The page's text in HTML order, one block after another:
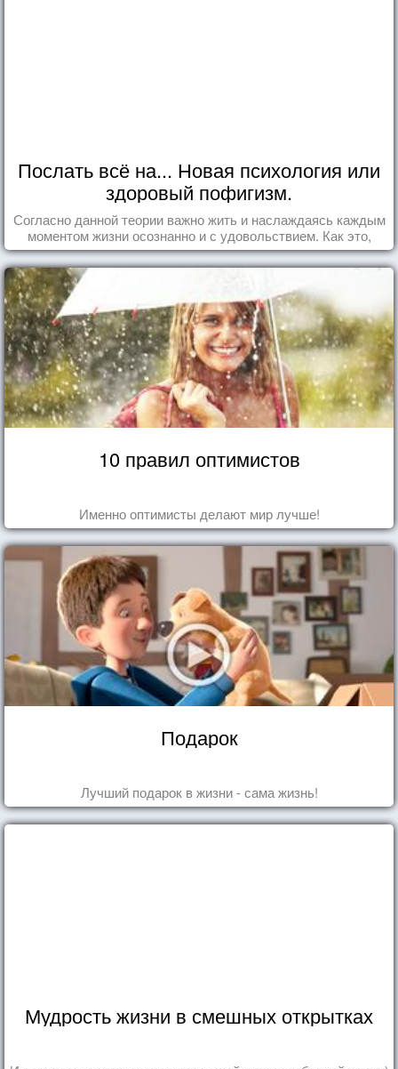
Послать всё на... Новая психология или
здоровый пофигизм.
Согласно данной теории важно жить и наслаждаясь каждым
моментом жизни осознанно и с удовольствием. Как это,
попробуем разобраться на реальных примерах.
10 правил оптимистов
Именно оптимисты делают мир лучше!
Подарок
Лучший подарок в жизни - сама жизнь!
Мудрость жизни в смешных открытках